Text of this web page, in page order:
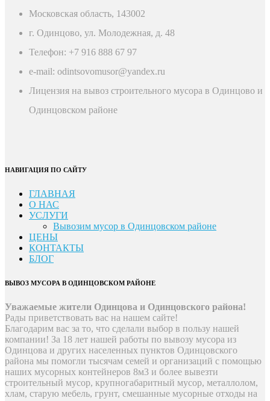
Московская область, 143002
г. Одинцово, ул. Молодежная, д. 48
Телефон: +7 916 888 67 97
e-mail: odintsovomusor@yandex.ru
Лицензия на вывоз строительного мусора в Одинцово и
Одинцовском районе
НАВИГАЦИЯ ПО САЙТУ
ГЛАВНАЯ
О НАС
УСЛУГИ
Вывозим мусор в Одинцовском районе
ЦЕНЫ
КОНТАКТЫ
БЛОГ
ВЫВОЗ МУСОРА В ОДИНЦОВСКОМ РАЙОНЕ
Уважаемые жители Одинцова и Одинцовского района!
Рады приветствовать вас на нашем сайте!
Благодарим вас за то, что сделали выбор в пользу нашей
компании! За 18 лет нашей работы по вывозу мусора из
Одинцова и других населенных пунктов Одинцовского
района мы помогли тысячам семей и организаций с помощью
наших мусорных контейнеров 8м3 и более вывезти
строительный мусор, крупногабаритный мусор, металлолом,
хлам, старую мебель, грунт, смешанные мусорные отходы на